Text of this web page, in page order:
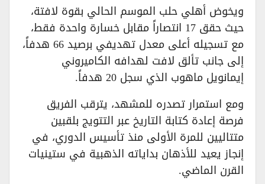
ويخوض أهلي حلب الموسم الحالي بقوة لافتة،
حيث حقق 17 انتصاراً مقابل خسارة واحدة فقط،
مع تسجيله أعلى معدل تهديفي برصيد 66 هدفاً،
إلى جانب تألق لافت لهدافه الكاميروني
إيمانويل ماهوب الذي سجل 20 هدفاً.
ومع استمرار تصدره للمشهد، يترقب الفريق
فرصة إعادة كتابة التاريخ عبر التتويج بلقبين
متتاليين للمرة الأولى منذ تأسيس الدوري، في
إنجاز يعيد للأذهان بداياته الذهبية في ستينيات
القرن الماضي.